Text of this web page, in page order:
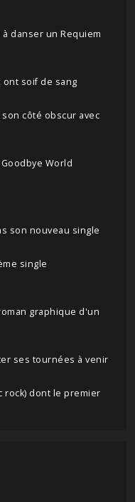
à danser un Requiem
ont soif de sang
son côté obscur avec
Goodbye World
son nouveau single
single
roman graphique d'un
ses tournées à venir
rock) dont le premier